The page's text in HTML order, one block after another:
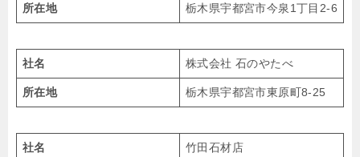
所在地 栃木県宇都宮市今泉1丁目2-6
社名 株式会社 石のやたべ
所在地 栃木県宇都宮市東原町8-25
社名 竹田石材店